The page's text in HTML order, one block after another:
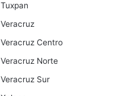
Tuxpan
Veracruz
Veracruz Centro
Veracruz Norte
Veracruz Sur